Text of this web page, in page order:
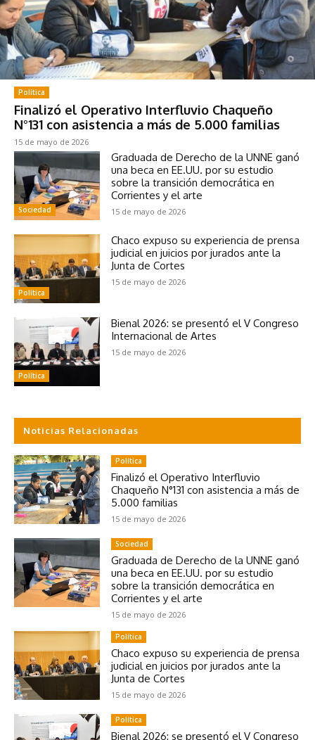
Política
Finalizó el Operativo Interfluvio Chaqueño
N°131 con asistencia a más de 5.000 familias
15 de mayo de 2026
Sociedad
Graduada de Derecho de la UNNE ganó
una beca en EE.UU. por su estudio
sobre la transición democrática en
Corrientes y el arte
15 de mayo de 2026
Política
Chaco expuso su experiencia de prensa
judicial en juicios por jurados ante la
Junta de Cortes
15 de mayo de 2026
Política
Bienal 2026: se presentó el V Congreso
Internacional de Artes
15 de mayo de 2026
Noticias Relacionadas
Política
Finalizó el Operativo Interfluvio
Chaqueño N°131 con asistencia a más de
5.000 familias
15 de mayo de 2026
Sociedad
Graduada de Derecho de la UNNE ganó
una beca en EE.UU. por su estudio
sobre la transición democrática en
Corrientes y el arte
15 de mayo de 2026
Política
Chaco expuso su experiencia de prensa
judicial en juicios por jurados ante la
Junta de Cortes
15 de mayo de 2026
Política
Bienal 2026: se presentó el V Congreso